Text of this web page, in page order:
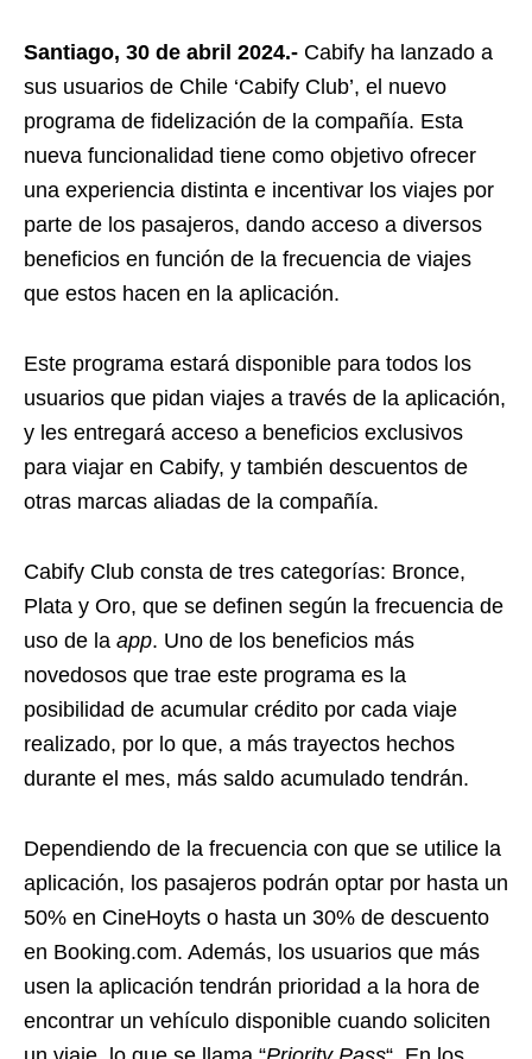
Santiago, 30 de abril 2024.- Cabify ha lanzado a
sus usuarios de Chile ‘Cabify Club’, el nuevo
programa de fidelización de la compañía. Esta
nueva funcionalidad tiene como objetivo ofrecer
una experiencia distinta e incentivar los viajes por
parte de los pasajeros, dando acceso a diversos
beneficios en función de la frecuencia de viajes
que estos hacen en la aplicación.
Este programa estará disponible para todos los
usuarios que pidan viajes a través de la aplicación,
y les entregará acceso a beneficios exclusivos
para viajar en Cabify, y también descuentos de
otras marcas aliadas de la compañía.
Cabify Club consta de tres categorías: Bronce,
Plata y Oro, que se definen según la frecuencia de
uso de la app. Uno de los beneficios más
novedosos que trae este programa es la
posibilidad de acumular crédito por cada viaje
realizado, por lo que, a más trayectos hechos
durante el mes, más saldo acumulado tendrán.
Dependiendo de la frecuencia con que se utilice la
aplicación, los pasajeros podrán optar por hasta un
50% en CineHoyts o hasta un 30% de descuento
en Booking.com. Además, los usuarios que más
usen la aplicación tendrán prioridad a la hora de
encontrar un vehículo disponible cuando soliciten